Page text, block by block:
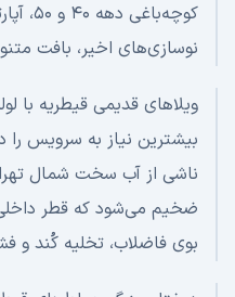
نوسازی‌های اخیر، بافت
ویلاهای قدیمی قیطریه با
بیشترین نیاز به سرویس
ناشی از آب سخت شمال
ضخیم می‌شود که قطر
بوی فاضلاب، تخلیه کُند و